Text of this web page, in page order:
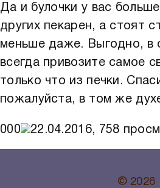
Да и булочки у вас
других пекарен, а стоят
меньше даже. Выгодно, в
всегда привозите самое
только что из печки.
пожалуйста, в том же
000 22.04.2016, 758
© 2026